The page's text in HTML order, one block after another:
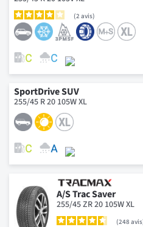
2 avis
SportDrive SUV
255/45 R 20 105W XL
A/S Trac Saver
255/45 ZR 20 105W XL
248 avis